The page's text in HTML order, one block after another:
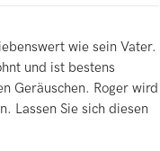
wie sein Vater.
und ist bestens
Geräuschen. Roger wird
Lassen Sie sich diesen